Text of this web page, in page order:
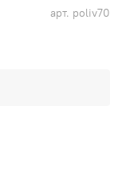
арт. poliv70